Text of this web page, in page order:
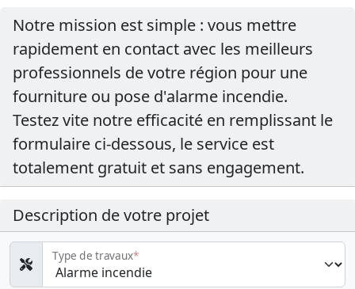
Notre mission est simple : vous mettre
rapidement en contact avec les meilleurs
professionnels de votre région pour une
fourniture ou pose d'alarme incendie.
Testez vite notre efficacité en remplissant le
formulaire ci-dessous, le service est
totalement gratuit et sans engagement.
Description de votre projet
Type de travaux